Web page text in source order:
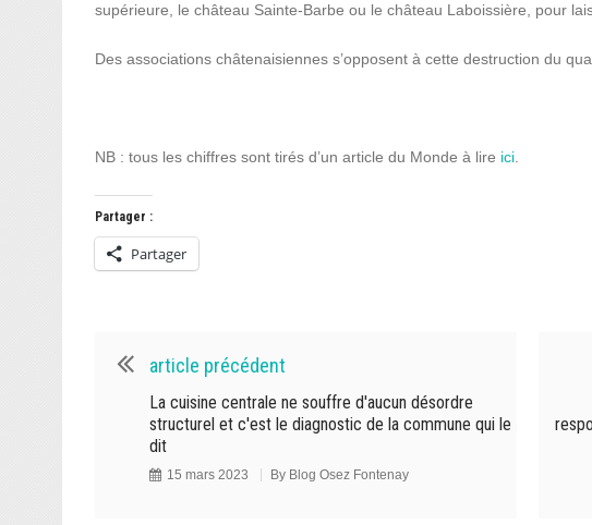
supérieure, le château Sainte-Barbe ou le château Laboissière, pour
Des associations châtenaisiennes s’opposent à cette destruction du
NB : tous les chiffres sont tirés d’un article du Monde à lire ici
Partager :
Partager
article précédent
La cuisine centrale ne souffre d'aucun désordre
structurel et c'est le diagnostic de la commune qui le
dit
15 mars 2023 By Blog Osez Fontenay